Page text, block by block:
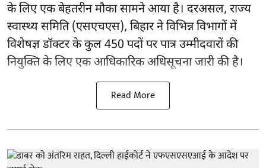
के लिए एक बेहतरीन मौका सामने आया है। दरअसल, राज्य
स्वास्थ्य समिति (एसएचएस), बिहार ने विभिन्न विभागों में
विशेषज्ञ डॉक्टर के कुल 450 पदों पर पात्र उम्मीदवारों की
नियुक्ति के लिए एक आधिकारिक अधिसूचना जारी की है।
Read More